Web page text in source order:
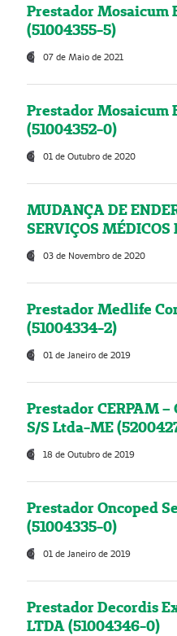
Prestador Mosaicum
(51004355-5)
07 de Maio de 2021
Prestador Mosaicum
(51004352-0)
01 de Outubro de 2020
MUDANÇA DE
SERVIÇOS
03 de Novembro de 2020
Prestador Medlife
(51004334-2)
01 de Janeiro de 2019
Prestador CERPAM
S/S Ltda-ME
18 de Outubro de 2019
Prestador Oncoped
(51004335-0)
01 de Janeiro de 2019
Prestador Decordis
LTDA (51004346-0)